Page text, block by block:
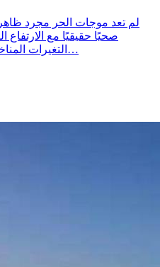
لم تعد موجات الحر مجرد
صحيًا حقيقيًا مع
التغيرات المناخية. وتشير التقديرات إلى أن مئات…